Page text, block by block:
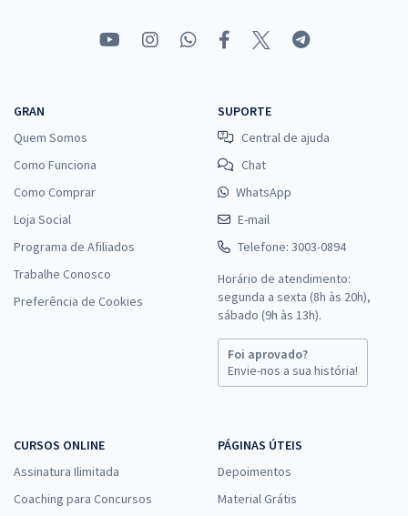
GRAN
Quem Somos
Como Funciona
Como Comprar
Loja Social
Programa de Afiliados
Trabalhe Conosco
Preferência de Cookies
SUPORTE
Central de ajuda
Chat
WhatsApp
E-mail
Telefone: 3003-0894
Horário de atendimento:
segunda a sexta (8h às 20h),
sábado (9h às 13h).
Foi aprovado?
Envie-nos a sua história!
CURSOS ONLINE
Assinatura Ilimitada
Coaching para Concursos
PÁGINAS ÚTEIS
Depoimentos
Material Grátis